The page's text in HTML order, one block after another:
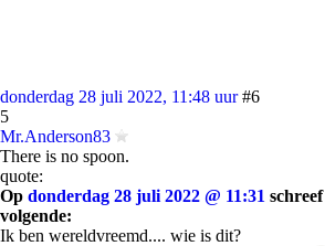
donderdag 28 juli 2022, 11:48 uur #6
5
Mr.Anderson83
There is no spoon.
quote:
Op donderdag 28 juli 2022 @ 11:31 schreef
volgende:
Ik ben wereldvreemd.... wie is dit?